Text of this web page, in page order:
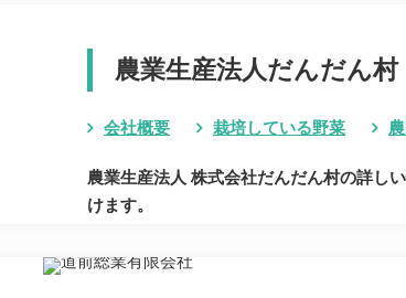
農業生産法人だんだん村
会社概要 栽培している野菜
農業生産法人 株式会社だんだん村の詳し
けます。